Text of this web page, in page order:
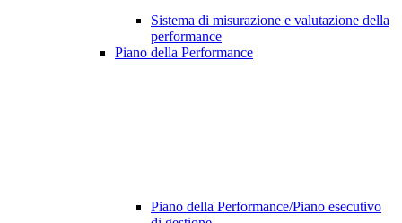
Sistema di misurazione e valutazione della
performance
Piano della Performance
Piano della Performance/Piano esecutivo